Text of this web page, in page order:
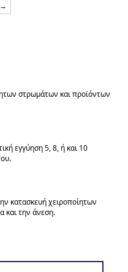
→
στρωμάτων και προϊόντων
εγγύηση 5, 8, ή και 10
κατασκευή χειροποίητων
και την άνεση.